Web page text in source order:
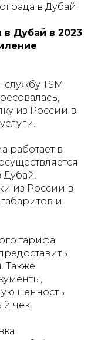
в Дубай.
в Дубай в 2023
TSM
из России в
работает в
из России в
и
тарифа
Также
ценность
чек.